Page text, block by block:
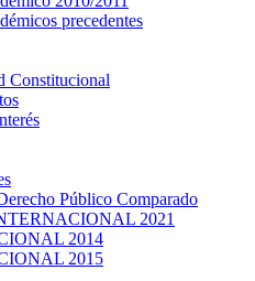
precedentes
Constitucional
Público Comparado
2021
2014
2015